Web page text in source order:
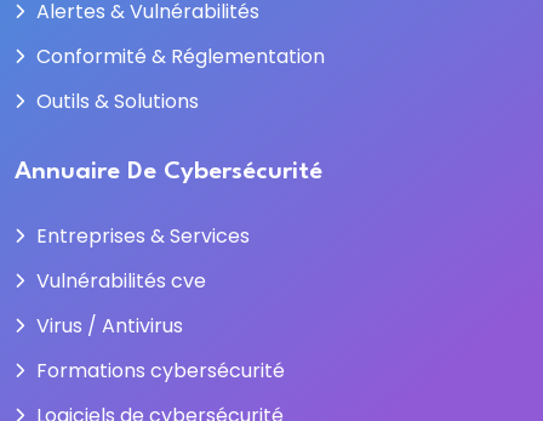
Alertes & Vulnérabilités
Conformité & Réglementation
Outils & Solutions
Annuaire De Cybersécurité
Entreprises & Services
Vulnérabilités cve
Virus / Antivirus
Formations cybersécurité